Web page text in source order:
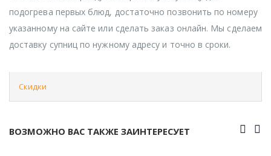
подогрева первых блюд, достаточно позвонить по номеру
указанному на сайте или сделать заказ онлайн. Мы сделаем
доставку супниц по нужному адресу и точно в сроки.
Скидки
ВОЗМОЖНО ВАС ТАКЖЕ ЗАИНТЕРЕСУЕТ